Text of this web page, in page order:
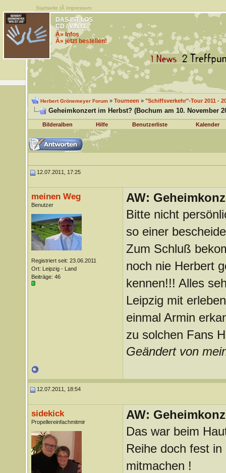
Startseite |Â Impressum
DAS IST LOS
CD / VINYL
Â» Infos
Â» jetzt bestellen!
Herbert Grönemeyer Forum» Tourneen » "Schiffsverkehr"-Tour 2011 -
Geheimkonzert im Herbst? (Bochum am 10. November
Bilderalben Hilfe Benutzerliste Kalender
12.07.2011, 17:25
meinen Weg
Benutzer
Registriert seit: 23.06.2011
Ort: Leipzig - Land
Beiträge: 46
AW:
Bitte nicht
so einer
Zum Schluß
noch nie Herbert
kennen!!! Alles
Leipzig mit
einmal Armin
zu solchen Fans
Geändert von
12.07.2011, 18:54
sidekick
Propellereinfachmitmir
AW:
Das war beim
Reihe doch fest
mitmachen !